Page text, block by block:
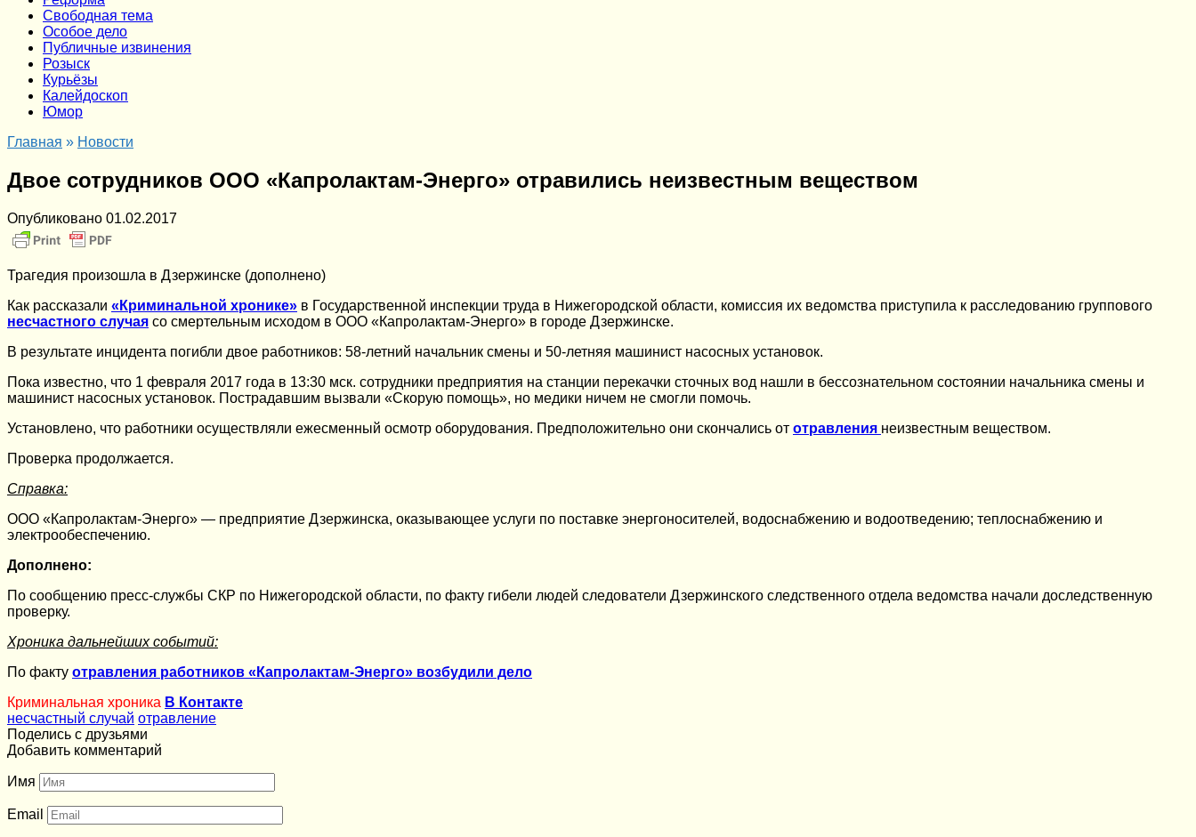
Cвободная тема
Особое дело
Публичные извинения
Розыск
Курьёзы
Калейдоскоп
Юмор
Главная » Новости
Двое сотрудников ООО «Капролактам-Энерго» отравились неизвестным веществом
Опубликовано 01.02.2017
Трагедия произошла в Дзержинске (дополнено)
Как рассказали «Криминальной хронике» в Государственной инспекции труда в Нижегородской области, комиссия их ведомства приступила к расследованию группового
несчастного случая со смертельным исходом в ООО «Капролактам-Энерго» в городе Дзержинске.
В результате инцидента погибли двое работников: 58-летний начальник смены и 50-летняя машинист насосных установок.
Пока известно, что 1 февраля 2017 года в 13:30 мск. сотрудники предприятия на станции перекачки сточных вод нашли в бессознательном состоянии начальника смены и
машинист насосных установок. Пострадавшим вызвали «Скорую помощь», но медики ничем не смогли помочь.
Установлено, что работники осуществляли ежесменный осмотр оборудования. Предположительно они скончались от отравления неизвестным веществом.
Проверка продолжается.
Справка:
ООО «Капролактам-Энерго» — предприятие Дзержинска, оказывающее услуги по поставке энергоносителей, водоснабжению и водоотведению; теплоснабжению и
электрообеспечению.
Дополнено:
По сообщению пресс-службы СКР по Нижегородской области, по факту гибели людей следователи Дзержинского следственного отдела ведомства начали доследственную
проверку.
Хроника дальнейших событий:
По факту отравления работников «Капролактам-Энерго» возбудили дело
Криминальная хроника В Контакте
несчастный случай отравление
Поделись с друзьями
Добавить комментарий
Имя
Email